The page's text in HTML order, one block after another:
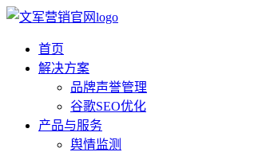
首页
解决方案
品牌声誉管理
谷歌SEO优化
产品与服务
舆情监测